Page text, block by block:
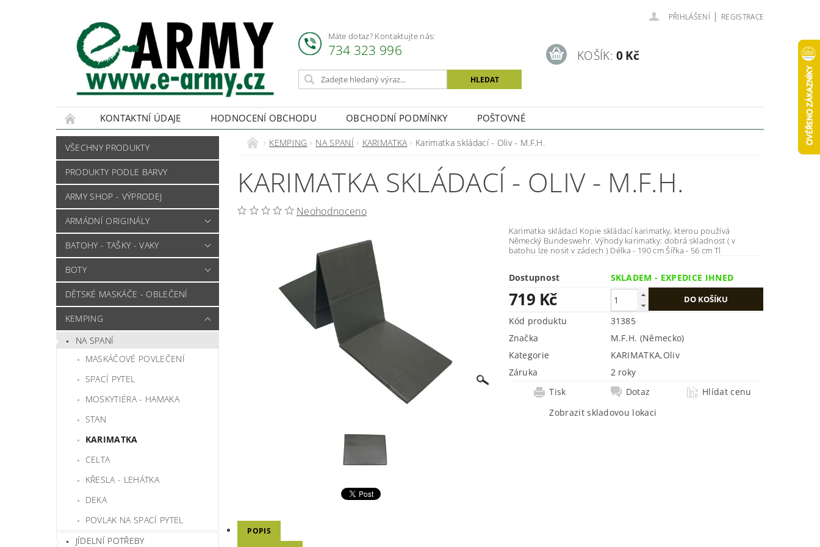
Máte dotaz? Kontaktujte nás:
734 323 996
PŘIHLÁŠENÍ | REGISTRACE
KOŠÍK: 0 Kč
KONTAKTNÍ ÚDAJE HODNOCENÍ OBCHODU OBCHODNÍ PODMÍNKY POŠTOVNÉ
VŠECHNY PRODUKTY
PRODUKTY PODLE BARVY
ARMY SHOP - VÝPRODEJ
ARMÁDNÍ ORIGINÁLY
BATOHY - TAŠKY - VAKY
BOTY
DĚTSKÉ MASKÁČE - OBLEČENÍ
KEMPING
NA SPANÍ
MASKÁČOVÉ POVLEČENÍ
SPACÍ PYTEL
MOSKYTIÉRA - HAMAKA
STAN
KARIMATKA
CELTA
KŘESLA - LEHÁTKA
DEKA
POVLAK NA SPACÍ PYTEL
JÍDELNÍ POTŘEBY
KEMPING NA SPANÍ KARIMATKA Karimatka skládací - Oliv - M.F.H.
KARIMATKA SKLÁDACÍ - OLIV - M.F.H.
Neohodnoceno
Karimatka skládací Kopie skládací karimatky, kterou používá
Německý Bundeswehr. Výhody karimatky: dobrá skladnost ( v
batohu lze nosit v zádech ) Délka - 190 cm Šířka - 56 cm Tl
Dostupnost SKLADEM - EXPEDICE IHNED
719 Kč
Kód produktu
31385
Značka
M.F.H. (Německo)
Kategorie
KARIMATKA,Oliv
Záruka
2 roky
Tisk
Dotaz
Hlídat cenu
Zobrazit skladovou lokaci
POPIS